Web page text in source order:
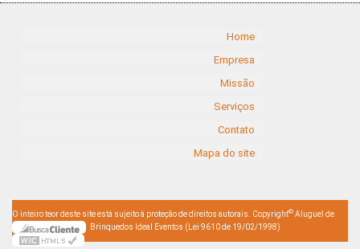
Home
Empresa
Missão
Serviços
Contato
Mapa do site
O inteiro teor deste site está sujeito à proteção de direitos autorais. Copyright© Aluguel de
Brinquedos Ideal Eventos (Lei 9610 de 19/02/1998)